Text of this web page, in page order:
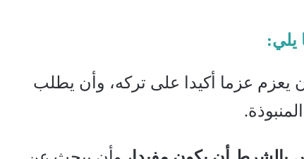
يلي:
يعزم عزما أكيدا على تركه، وأن يطلب